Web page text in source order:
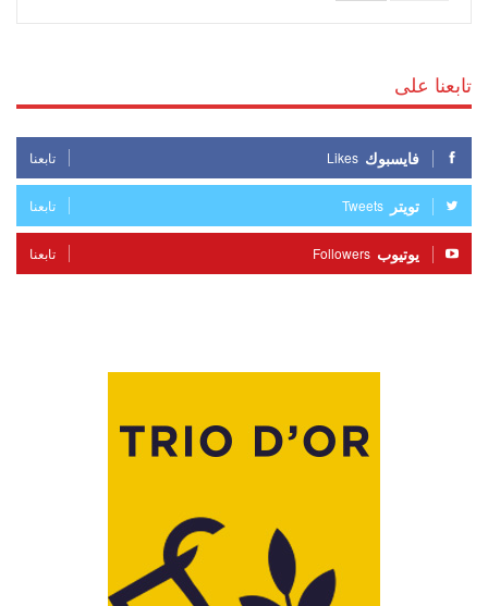
تابعنا على
فايسبوك Likes تابعنا
تويتر Tweets تابعنا
يوتيوب Followers تابعنا